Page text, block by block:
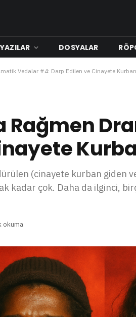
YAZILAR DOSYALAR
Vedalar #4: Darp Edilen ve Cinayete
Rağmen
(cinayete kurban giden
kadar çok. Daha da ilginci,
okuma